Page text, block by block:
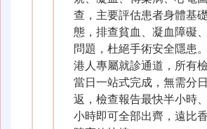
查，主要評估患者身體基
態，排查貧血、凝血障礙
問題，杜絕手術安全隱患
港人專屬就診通道，所有
當日一站式完成，無需分
返，檢查報告最快半小時
小時即可全部出齊，遠比